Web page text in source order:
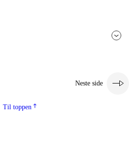
Neste side
Til toppen